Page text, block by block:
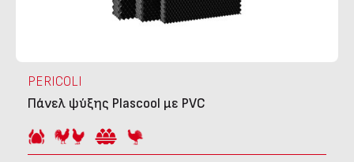
PERICOLI
Πάνελ ψύξης Plascool με PVC